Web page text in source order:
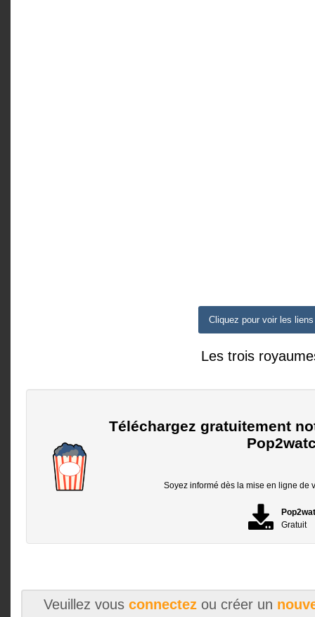
Cliquez pour voir les liens
Les trois
Téléchargez gratuitement
Soyez informé dès la mise en ligne de
Gratuit
Veuillez vous connectezou créer un